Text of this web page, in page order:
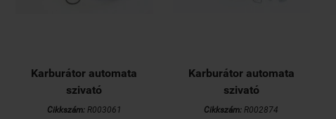
Karburátor automata
szivató
Cikkszám:R003061
Karburátor automata
szivató
Cikkszám: R002874